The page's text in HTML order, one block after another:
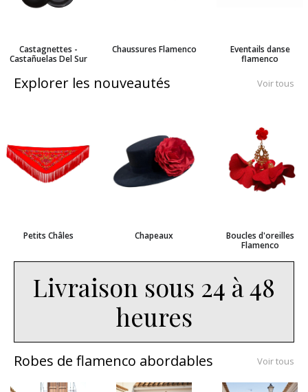
Castagnettes -
Castañuelas Del Sur
Chaussures Flamenco
Eventails danse
flamenco
Explorer les nouveautés Voir tous
Petits Châles Chapeaux
Boucles d'oreilles
Flamenco
Livraison sous 24 à 48
heures
Robes de flamenco abordables Voir tous